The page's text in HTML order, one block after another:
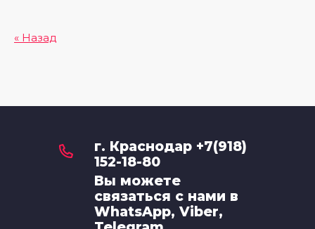
Степ-доски, балансировочные
Суппорта
Упоры для отжиманий
« Назад
г. Краснодар +7(918)
152-18-80
Вы можете
связаться с нами в
WhatsApp, Viber,